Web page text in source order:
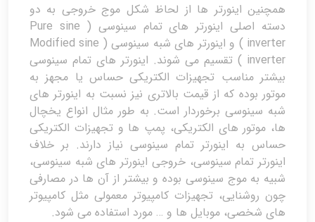
همچنین اینورتر ها از لحاظ شکل موج خروجی به دو
دسته اصلی اینورتر های تمام سینوسی ( Pure sine
inverter ) و اینورتر های شبه سینوسی ( Modified sine
inverter ) تقسیم می شوند. اینورتر های تمام سینوسی
بیشتر مناسب تجهیزات الکتریکی حساس یا مجهز به
موتور بوده که از قیمت بالاتری نیز نسبت به اینورتر های
شبه سینوسی برخوردار است. به طور مثال انواع یخچال
ها، موتور های الکتریکی، پمپ ها و تجهیزات الکتریکی
حساس به اینورتر تمام سینوسی نیاز دارند. بر خلاف
اینورتر تمام سینوسی، خروجی اینورتر های شبه سینوسی،
شبیه به موج سینوسی بوده و بیشتر از آن ها در مصارفی
چون روشنایی، تجهیزات کامپیوتر معمولی مثل کامپیوتر
های شخصی، موبایل ها و … مورد استفاده می شود.